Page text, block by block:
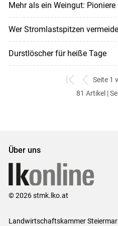
Mehr als ein Weingut:
Wer Stromlastspitzen
Durstlöscher für heiße Tage
zum
ersten
zurück
zum
Seite 1
81 Artikel |
Über uns
© 2026 stmk.lko.at
Landwirtschaftskammer